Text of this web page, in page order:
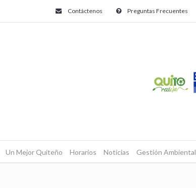
Contáctenos Preguntas Frecuentes
Un Mejor Quiteño Horarios Noticias Gestión Ambiental